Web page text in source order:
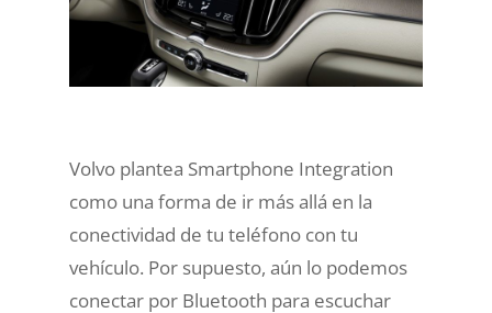
Volvo plantea Smartphone Integration
como una forma de ir más allá en la
conectividad de tu teléfono con tu
vehículo. Por supuesto, aún lo podemos
conectar por Bluetooth para escuchar